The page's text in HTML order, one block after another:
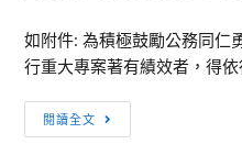
公
告
大
學
年
如附件: 為積極鼓勵公務同仁
行重大專案著有績效者，得
閱讀全文
息